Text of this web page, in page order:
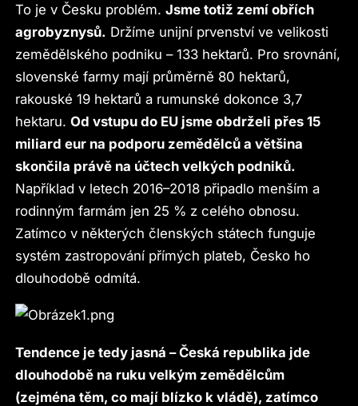
To je v Česku problém.Jsme totiž zemí obřích
agrobyznysů. Držíme unijní prvenství ve velikosti
zemědělského podniku – 133 hektarů. Pro srovnání,
slovenské farmy mají průměrně 80 hektarů,
rakouské 19 hektarů a rumunské dokonce 3,7
hektaru.Od vstupu do EU jsme obdrželi přes 15
miliard eur na podporu zemědělců a většina
skončila právě na účtech velkých podniků.
Například v letech 2016–2018 připadlo menším a
rodinným farmám jen 25 % z celého obnosu.
Zatímco v některých členských státech funguje
systém zastropování přímých plateb, Česko ho
dlouhodobě odmítá.
Tendence je tedy jasná – Česká republika jde
dlouhodobě na ruku velkým zemědělcům
(zejména těm, co mají blízko k vládě), zatímco